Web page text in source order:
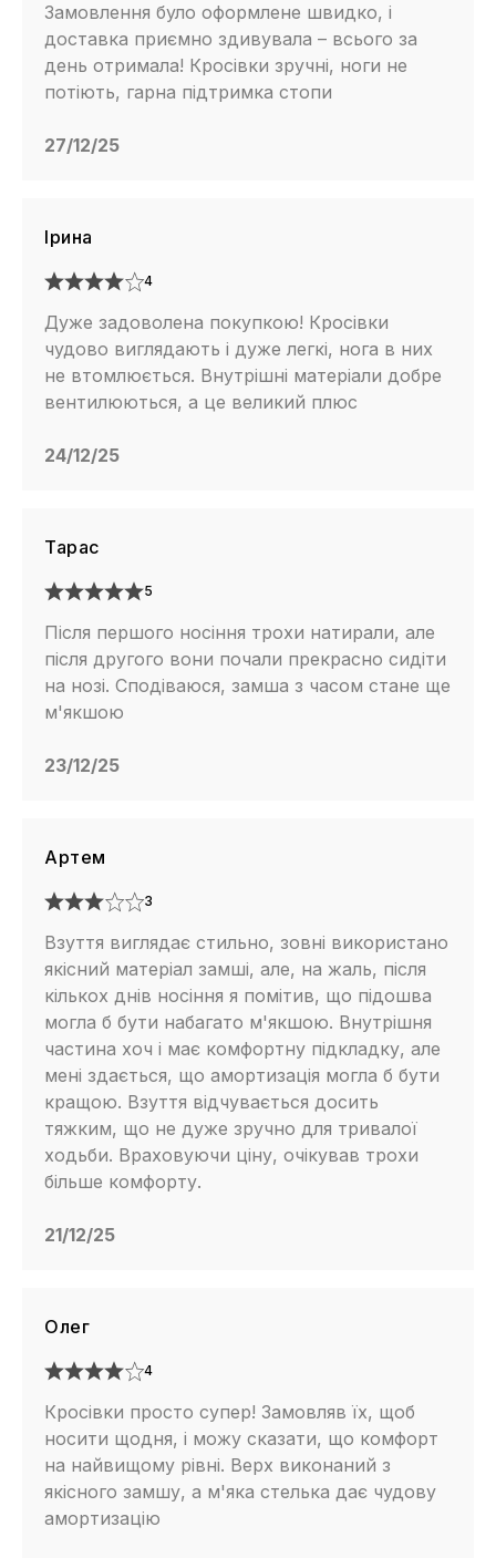
Замовлення було оформлене швидко, і
доставка приємно здивувала – всього за
день отримала! Кросівки зручні, ноги не
потіють, гарна підтримка стопи
27/12/25
Ірина
4
Дуже задоволена покупкою! Кросівки
чудово виглядають і дуже легкі, нога в них
не втомлюється. Внутрішні матеріали добре
вентилюються, а це великий плюс
24/12/25
Тарас
5
Після першого носіння трохи натирали, але
після другого вони почали прекрасно сидіти
на нозі. Сподіваюся, замша з часом стане ще
м'якшою
23/12/25
Артем
3
Взуття виглядає стильно, зовні використано
якісний матеріал замші, але, на жаль, після
кількох днів носіння я помітив, що підошва
могла б бути набагато м'якшою. Внутрішня
частина хоч і має комфортну підкладку, але
мені здається, що амортизація могла б бути
кращою. Взуття відчувається досить
тяжким, що не дуже зручно для тривалої
ходьби. Враховуючи ціну, очікував трохи
більше комфорту.
21/12/25
Олег
4
Кросівки просто супер! Замовляв їх, щоб
носити щодня, і можу сказати, що комфорт
на найвищому рівні. Верх виконаний з
якісного замшу, а м'яка стелька дає чудову
амортизацію